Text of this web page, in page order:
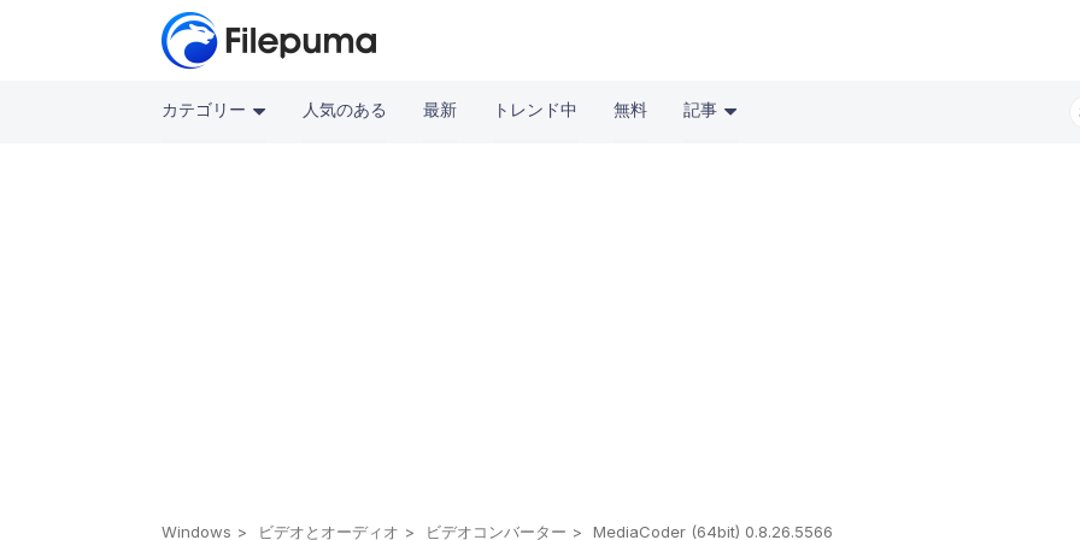
カテゴリー 人気のある 最新 トレンド中 無料 記事
Windows ビデオとオーディオ ビデオコンバーター MediaCoder (64bit) 0.8.26.5566